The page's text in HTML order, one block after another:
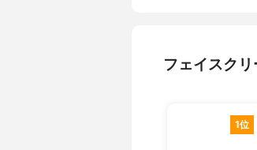
フェイスク
1位